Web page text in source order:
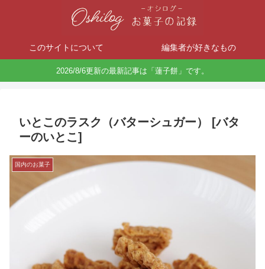
このサイトについて 編集者が好きなもの
2026/8/6更新の最新記事は「蓮子餅」です。
いとこのラスク（バターシュガー） [バタ
ーのいとこ]
国内のお菓子